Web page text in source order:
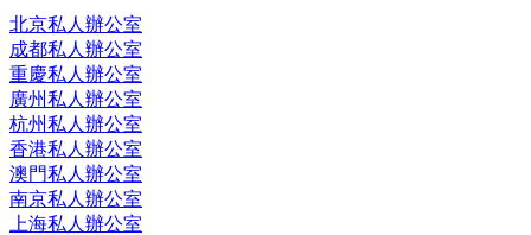
北京私人辦公室
成都私人辦公室
重慶私人辦公室
廣州私人辦公室
杭州私人辦公室
香港私人辦公室
澳門私人辦公室
南京私人辦公室
上海私人辦公室